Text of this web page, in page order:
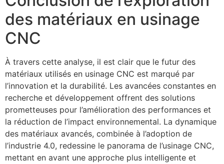
des matériaux en usinage
CNC
À travers cette analyse, il est clair que le futur des
matériaux utilisés en usinage CNC est marqué par
l’innovation et la durabilité. Les avancées constantes en
recherche et développement offrent des solutions
prometteuses pour l’amélioration des performances et
la réduction de l’impact environnemental. La dynamique
des matériaux avancés, combinée à l’adoption de
l’industrie 4.0, redessine le panorama de l’usinage CNC,
mettant en avant une approche plus intelligente et